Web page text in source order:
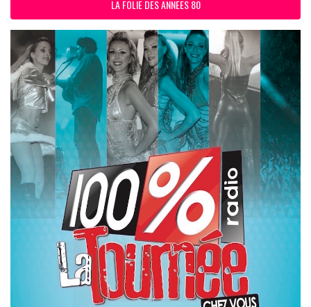
LA FOLIE DES ANNEES 80